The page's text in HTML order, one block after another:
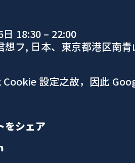
18:30 – 22:00
想フ, 日本、東京都港区南
設定之故，因此
をシェア